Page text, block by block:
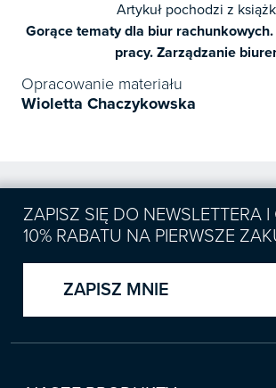
Artykuł pochodzi z
Gorące tematy dla biur
pracy. Zarządzanie
Opracowanie materiału
Wioletta Chaczykowska
ZAPISZ SIĘ DO NEWSLETTERA I
10% RABATU NA PIERWSZE
ZAPISZ MNIE